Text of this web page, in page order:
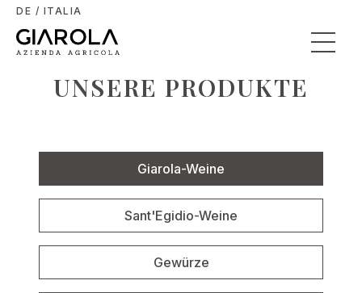
DE / ITALIA
UNSERE PRODUKTE
Giarola-Weine
Sant'Egidio-Weine
Gewürze